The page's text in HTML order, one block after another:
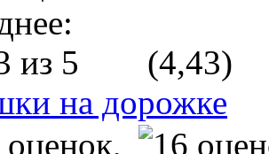
(4,43)
на дорожке